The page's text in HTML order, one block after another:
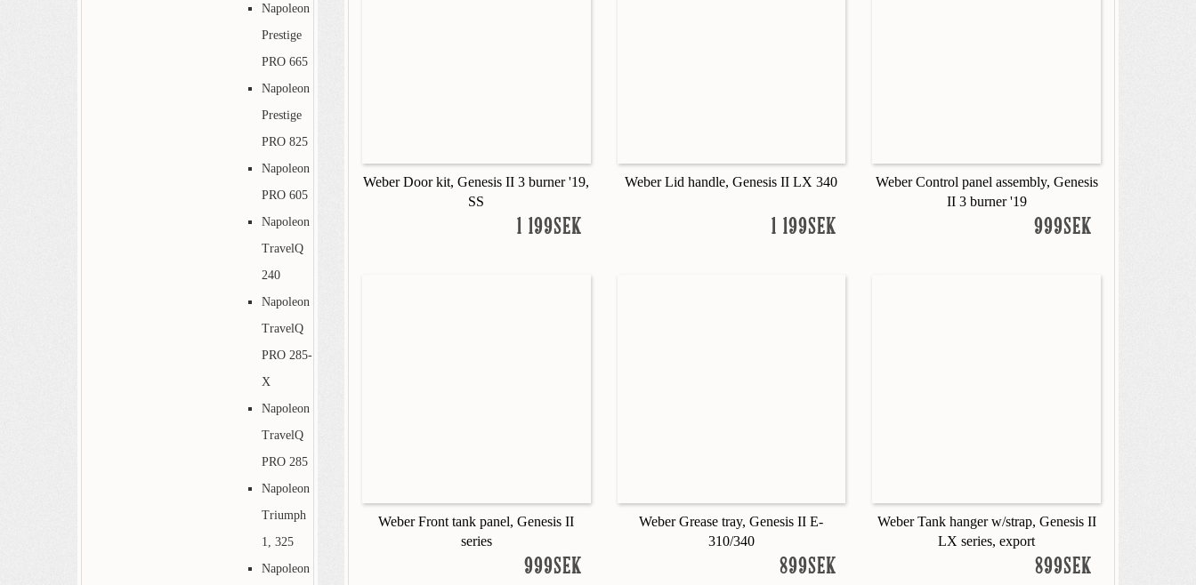
Weber Door kit, Genesis II 3 burner '19,
SS
1 199SEK
Weber Lid handle, Genesis II LX 340
1 199SEK
Weber Control panel assembly, Genesis
II 3 burner '19
999SEK
Weber Front tank panel, Genesis II
series
999SEK
Weber Grease tray, Genesis II E-
310/340
899SEK
Weber Tank hanger w/strap, Genesis II
LX series, export
899SEK
Napoleon
Prestige
PRO 665
Napoleon
Prestige
PRO 825
Napoleon
PRO 605
Napoleon
TravelQ
240
Napoleon
TravelQ
PRO 285-
X
Napoleon
TravelQ
PRO 285
Napoleon
Triumph
1, 325
Napoleon